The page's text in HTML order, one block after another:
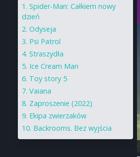
Spider-Man: Całkiem nowy
dzień
Odyseja
Psi Patrol
Straszydła
Ice Cream Man
Toy story 5
Vaiana
Zaproszenie (2022)
Ekipa zwierzaków
Backrooms. Bez wyjścia